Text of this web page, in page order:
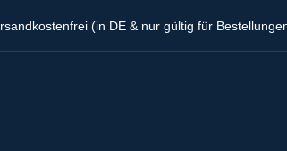
(in DE & nur gültig für
(in DE & nur gültig für